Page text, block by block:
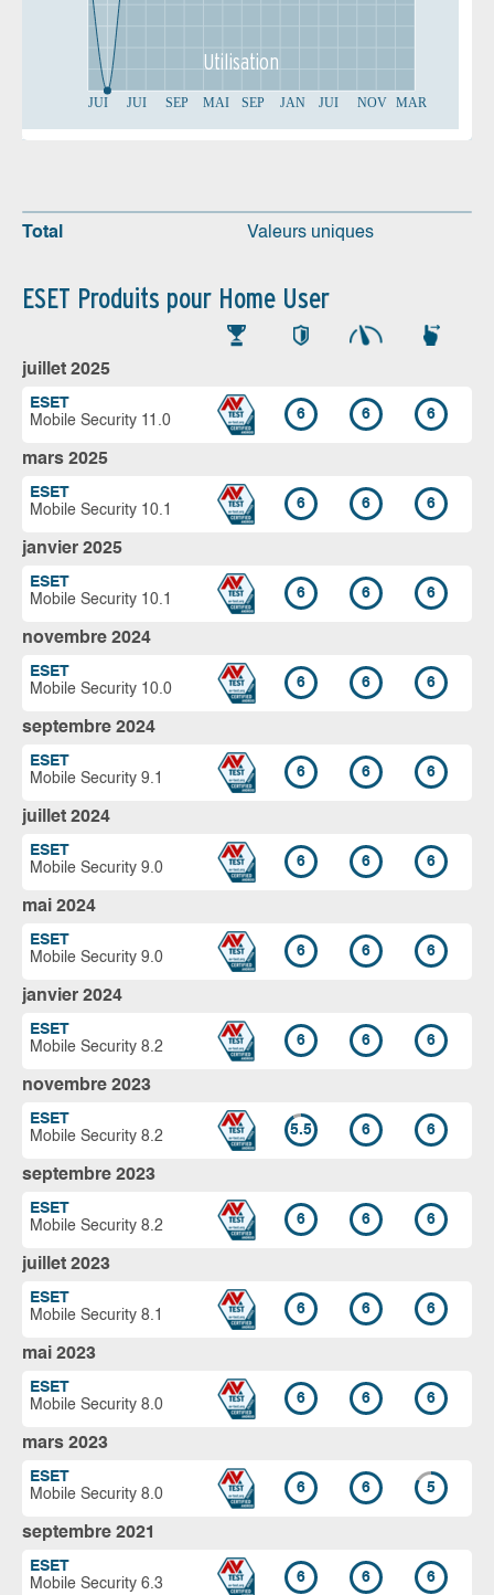
JUI JUI SEP MAI SEP JAN JUI NOV MAR
Utilisation
Total Valeurs uniques
ESET Produits pour Home User
juillet 2025
ESET
Mobile Security 11.0
6 6 6
mars 2025
ESET
Mobile Security 10.1
6 6 6
janvier 2025
ESET
Mobile Security 10.1
6 6 6
novembre 2024
ESET
Mobile Security 10.0
6 6 6
septembre 2024
ESET
Mobile Security 9.1
6 6 6
juillet 2024
ESET
Mobile Security 9.0
6 6 6
mai 2024
ESET
Mobile Security 9.0
6 6 6
janvier 2024
ESET
Mobile Security 8.2
6 6 6
novembre 2023
ESET
Mobile Security 8.2
5.5 6 6
septembre 2023
ESET
Mobile Security 8.2
6 6 6
juillet 2023
ESET
Mobile Security 8.1
6 6 6
mai 2023
ESET
Mobile Security 8.0
6 6 6
mars 2023
ESET
Mobile Security 8.0
6 6 5
septembre 2021
ESET
Mobile Security 6.3
6 6 6